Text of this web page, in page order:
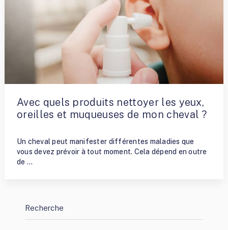
Avec quels produits nettoyer les yeux,
oreilles et muqueuses de mon cheval ?
Un cheval peut manifester différentes maladies que
vous devez prévoir à tout moment. Cela dépend en outre
de …
Recherche